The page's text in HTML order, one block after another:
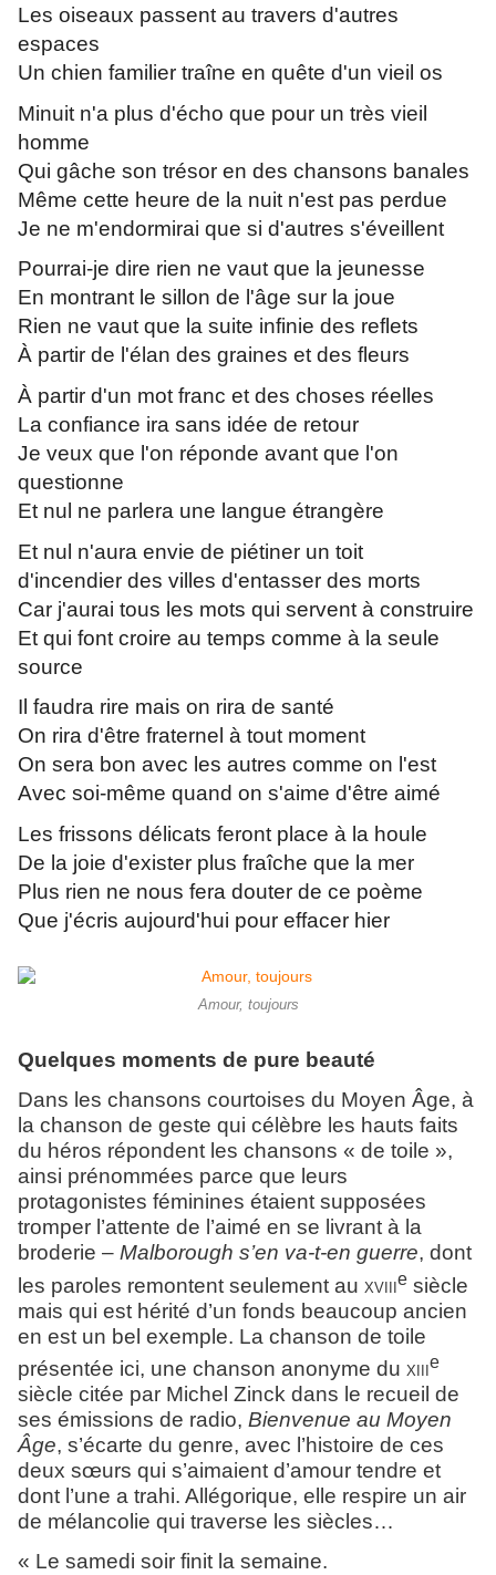
Les oiseaux passent au travers d'autres
espaces
Un chien familier traîne en quête d'un vieil os
Minuit n'a plus d'écho que pour un très vieil
homme
Qui gâche son trésor en des chansons banales
Même cette heure de la nuit n'est pas perdue
Je ne m'endormirai que si d'autres s'éveillent
Pourrai-je dire rien ne vaut que la jeunesse
En montrant le sillon de l'âge sur la joue
Rien ne vaut que la suite infinie des reflets
À partir de l'élan des graines et des fleurs
À partir d'un mot franc et des choses réelles
La confiance ira sans idée de retour
Je veux que l'on réponde avant que l'on
questionne
Et nul ne parlera une langue étrangère
Et nul n'aura envie de piétiner un toit
d'incendier des villes d'entasser des morts
Car j'aurai tous les mots qui servent à construire
Et qui font croire au temps comme à la seule
source
Il faudra rire mais on rira de santé
On rira d'être fraternel à tout moment
On sera bon avec les autres comme on l'est
Avec soi-même quand on s'aime d'être aimé
Les frissons délicats feront place à la houle
De la joie d'exister plus fraîche que la mer
Plus rien ne nous fera douter de ce poème
Que j'écris aujourd'hui pour effacer hier
Amour, toujours
Quelques moments de pure beauté
Dans les chansons courtoises du Moyen Âge, à
la chanson de geste qui célèbre les hauts faits
du héros répondent les chansons « de toile »,
ainsi prénommées parce que leurs
protagonistes féminines étaient supposées
tromper l’attente de l’aimé en se livrant à la
broderie – Malborough s’en va-t-en guerre, dont
les paroles remontent seulement au xviiie siècle
mais qui est hérité d’un fonds beaucoup ancien
en est un bel exemple. La chanson de toile
présentée ici, une chanson anonyme du xiiie
siècle citée par Michel Zinck dans le recueil de
ses émissions de radio, Bienvenue au Moyen
Âge, s’écarte du genre, avec l’histoire de ces
deux sœurs qui s’aimaient d’amour tendre et
dont l’une a trahi. Allégorique, elle respire un air
de mélancolie qui traverse les siècles…
« Le samedi soir finit la semaine.